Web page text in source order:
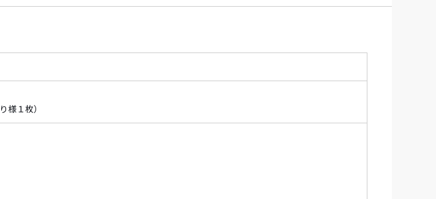
た場合、既に利用したクーポンの返却はございません（天災、輸送障害等の事
場合を含む）。
には、クーポンはご利用いただけません。
を終了する場合がございます。予めご了承ください。
様１枚）